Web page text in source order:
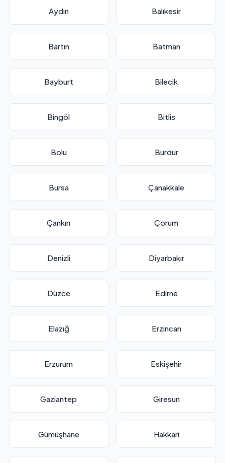
Aydın Balıkesir
Bartın Batman
Bayburt Bilecik
Bingöl Bitlis
Bolu Burdur
Bursa Çanakkale
Çankırı Çorum
Denizli Diyarbakır
Düzce Edirne
Elazığ Erzincan
Erzurum Eskişehir
Gaziantep Giresun
Gümüşhane Hakkari